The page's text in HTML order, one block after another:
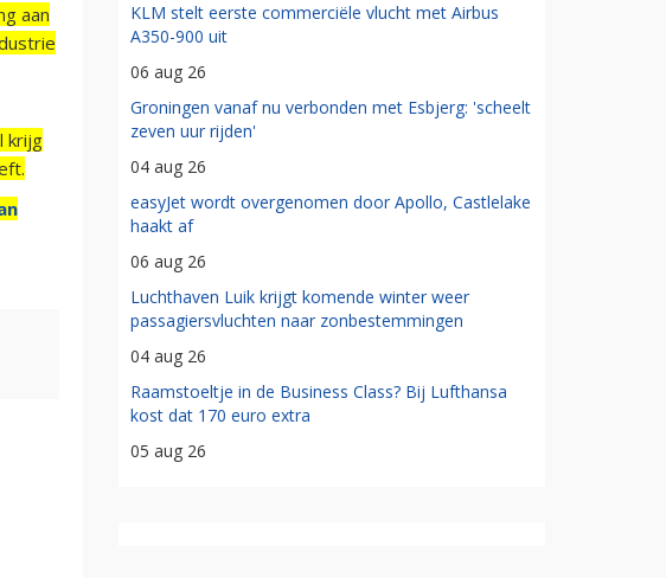
aan
krijg
KLM stelt eerste commerciële vlucht met Airbus
A350-900 uit
06 aug 26
Groningen vanaf nu verbonden met Esbjerg: 'scheelt
zeven uur rijden'
04 aug 26
easyJet wordt overgenomen door Apollo, Castlelake
haakt af
06 aug 26
Luchthaven Luik krijgt komende winter weer
passagiersvluchten naar zonbestemmingen
04 aug 26
Raamstoeltje in de Business Class? Bij Lufthansa
kost dat 170 euro extra
05 aug 26